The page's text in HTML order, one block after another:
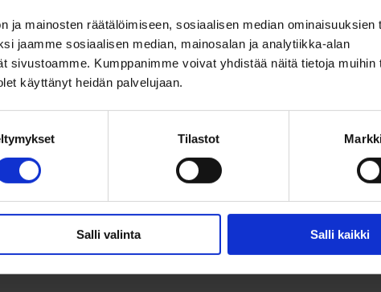
ja mainosten räätälöimiseen, sosiaalisen median ominaisuuksien
jaamme sosiaalisen median, mainosalan ja analytiikka-alan
sivustoamme. Kumppanimme voivat yhdistää näitä tietoja muihin
käyttänyt heidän palvelujaan.
Tilastot
Salli valinta Salli kaikki